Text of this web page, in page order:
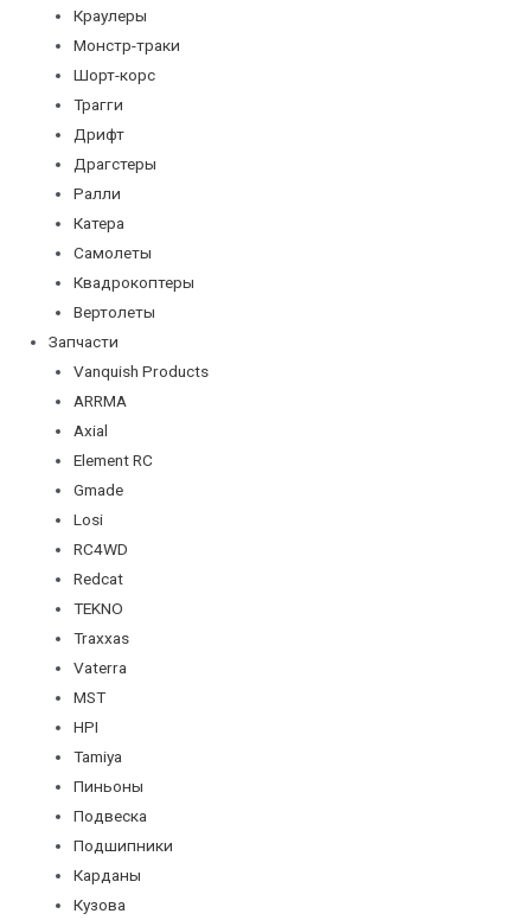
Краулеры
Монстр-траки
Шорт-корс
Трагги
Дрифт
Драгстеры
Ралли
Катера
Самолеты
Квадрокоптеры
Вертолеты
Запчасти
Vanquish Products
ARRMA
Axial
Element RC
Gmade
Losi
RC4WD
Redcat
TEKNO
Traxxas
Vaterra
MST
HPI
Tamiya
Пиньоны
Подвеска
Подшипники
Карданы
Кузова